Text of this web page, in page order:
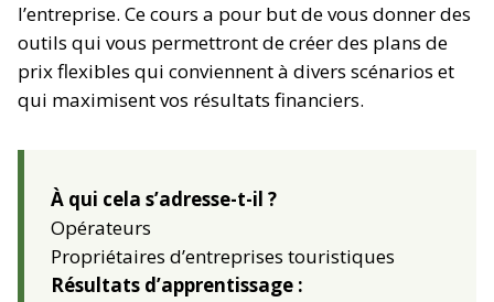
l’entreprise. Ce cours a pour but de vous donner des
outils qui vous permettront de créer des plans de
prix flexibles qui conviennent à divers scénarios et
qui maximisent vos résultats financiers.
À qui cela s’adresse-t-il ?
Opérateurs
Propriétaires d’entreprises touristiques
Résultats d’apprentissage :